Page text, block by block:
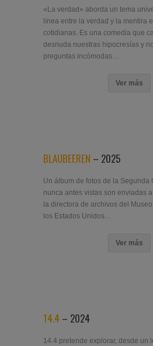
«La verdad» aborda un tema
línea entre la verdad y la mentira
cotidianas. Es una comedia que
desnuda nuestras hipocresías y
preguntas incómodas…
Ver más
BLAUBEEREN – 2025
Un álbum de fotos de la Segunda
nunca antes vistas son enviadas
la directora de archivos del
los Estados Unidos…
Ver más
14.4 – 2024
14.4 pretende explorar, desde un